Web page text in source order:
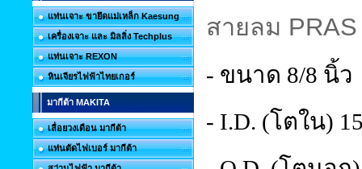
แท่นเจาะ ขายึดแม่เหล็ก Kaesung
เครื่องเจาะ และ มิลลิ่ง Techplus
แท่นเจาะ REXON
หินเจียรไฟฟ้าไทยเกอร์
มากีต้า MAKITA
เลื่อยวงเดือน มากีต้า
แท่นตัดไฟเบอร์ มากีต้า
สายลม
- ขนาด 8/8 นิ้ว
- I.D. (โตใน)